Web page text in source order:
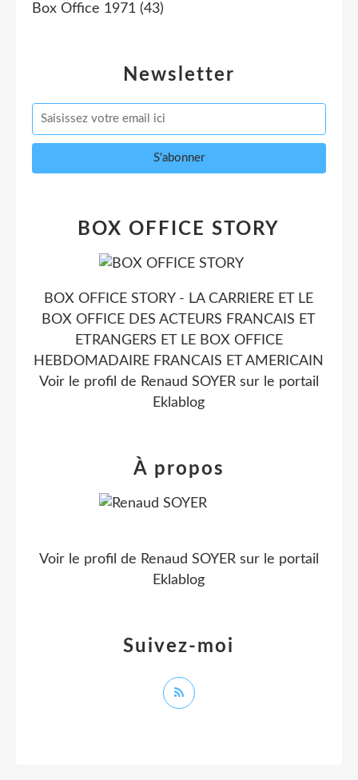
Newsletter
Box Office 1971 (43)
BOX OFFICE STORY
BOX OFFICE STORY - LA CARRIERE ET LE
BOX OFFICE DES ACTEURS FRANCAIS ET
ETRANGERS ET LE BOX OFFICE
HEBDOMADAIRE FRANCAIS ET AMERICAIN
Voir le profil de Renaud SOYER sur le portail
Eklablog
Suivez-moi
À propos
Voir le profil de Renaud SOYER sur le portail
Eklablog